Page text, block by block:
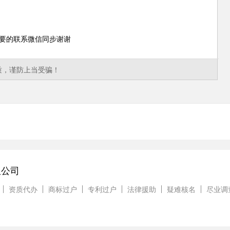
的联系微信同步谢谢
谨防上当受骗！
司
资质代办 商标过户 专利过户 法律援助 疑难核名 尽业调